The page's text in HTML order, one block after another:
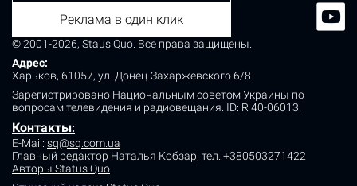
© 2001-2026, Staus Quo. Все права защищены.
Адрес:
Харьков, 61057, ул. Донец-Захаржевского 6/8
Зарегистрировано Национальным советом Украины по
вопросам телевидения и радиовещания. ID: R 40-06013.
Контакты:
E-Mail: sq@sq.com.ua
Главный редактор Наталья Кобзар, тел. +380503271422
Авторы Status Quo
Реклама в один клик